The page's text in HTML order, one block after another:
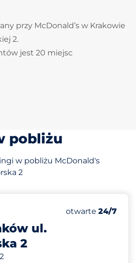
przy McDonald’s w Krakowie
2.
jest 20 miejsc
pobliżu
w pobliżu McDonald's
2
ul.
2
Liczba miejsc
Całkowita
Sobota
otwarte 24/7